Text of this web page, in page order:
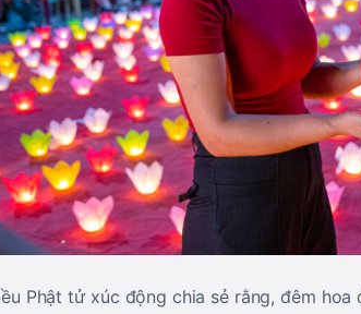
Phật tử xúc động chia sẻ rằng, đêm